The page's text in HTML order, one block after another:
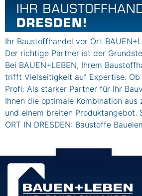
Ihr Baustoffhandel vor Ort
Der richtige Partner ist der
Bei BAUEN+LEBEN, Ihrem
trifft Vielseitigkeit auf Expertise. Ob
Profi: Als starker Partner für Ihr
Ihnen die optimale Kombination aus
und einem breiten Produktangebot.
ORT IN DRESDEN: Baustoffe